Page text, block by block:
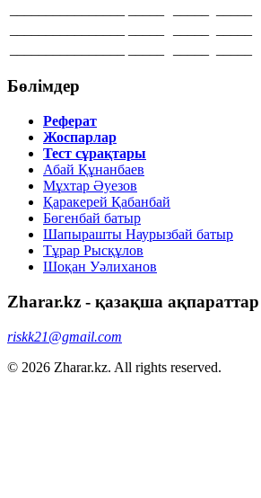
Бөлімдер
Реферат
Жоспарлар
Тест сұрақтары
Абай Құнанбаев
Мұхтар Әуезов
Қаракерей Қабанбай
Бөгенбай батыр
Шапырашты Наурызбай батыр
Тұрар Рысқұлов
Шоқан Уәлиханов
Zharar.kz - қазақша
riskk21@gmail.com
© 2026 Zharar.kz. All rights reserved.